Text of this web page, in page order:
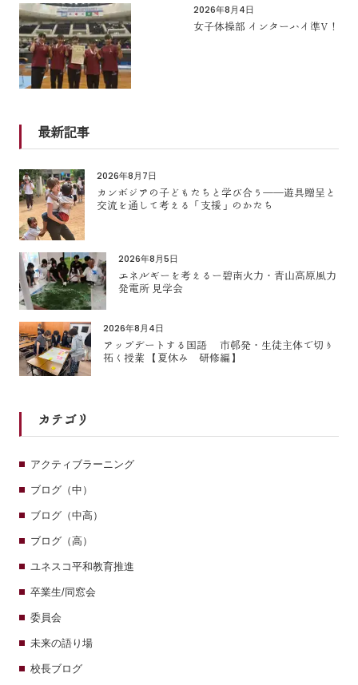
2026年8月4日
女子体操部 インターハイ準V！
最新記事
2026年8月7日
カンボジアの子どもたちと学び合う――遊具贈呈と
交流を通して考える「支援」のかたち
2026年8月5日
エネルギーを考えるー碧南火力・青山高原風力
発電所 見学会
2026年8月4日
アップデートする国語 市邨発・生徒主体で切り
拓く授業 【夏休み 研修編】
カテゴリ
アクティブラーニング
ブログ（中）
ブログ（中高）
ブログ（高）
ユネスコ平和教育推進
卒業生/同窓会
委員会
未来の語り場
校長ブログ